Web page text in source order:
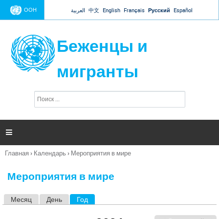
Jump to navigation
ООН العربية 中文 English Français Русский Español
Беженцы и
мигранты
п
и

Вы
Главная › Календарь › Мероприятия в мире
Мероприятия в мире
Месяц День Год